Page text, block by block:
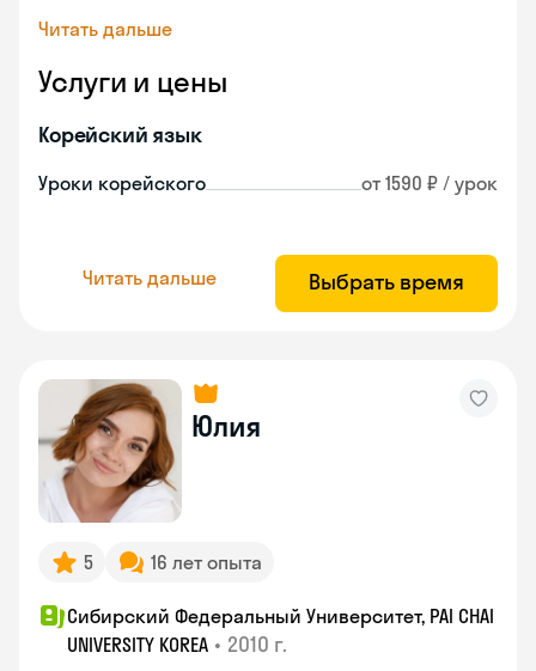
Читать дальше
Услуги и цены
Корейский язык
Уроки корейского от 1590 ₽ / урок
Читать дальше Выбрать время
Юлия
5 16 лет опыта
Сибирский Федеральный Университет, PAI CHAI
UNIVERSITY KOREA • 2010 г.